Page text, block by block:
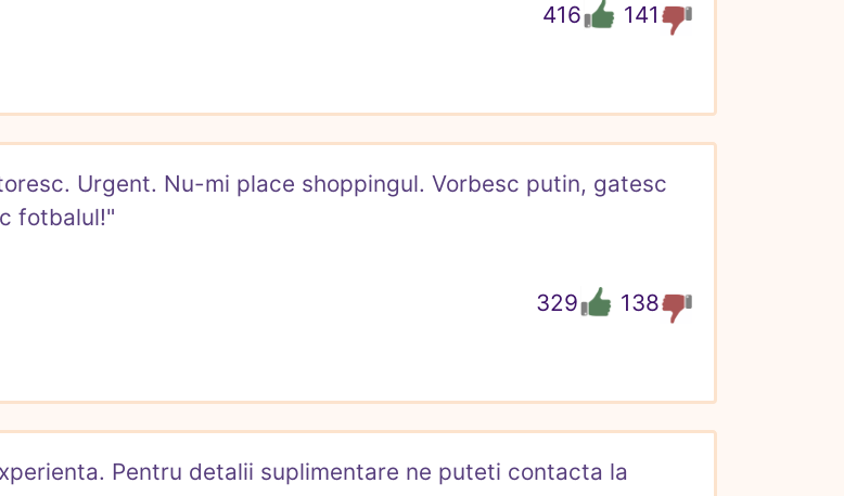
141
416
Urgent. Nu-mi place shoppingul. Vorbesc putin, gatesc
fotbalul!"
138
329
Pentru detalii suplimentare ne puteti contacta la